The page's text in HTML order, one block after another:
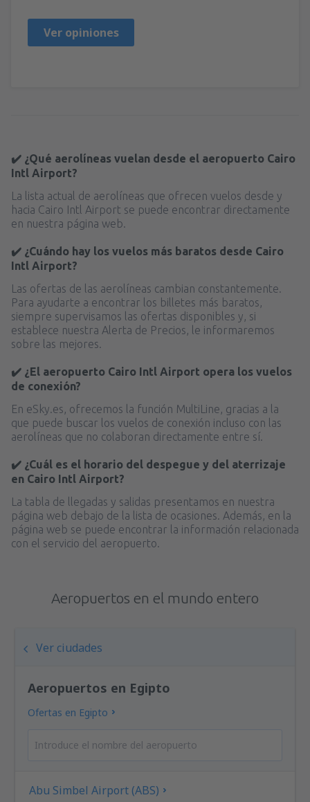
Ver opiniones
✔️ ¿Qué aerolíneas vuelan desde el aeropuerto Cairo
Intl Airport?
La lista actual de aerolíneas que ofrecen vuelos desde y
hacia Cairo Intl Airport se puede encontrar directamente
en nuestra página web.
✔️ ¿Cuándo hay los vuelos más baratos desde Cairo
Intl Airport?
Las ofertas de las aerolíneas cambian constantemente.
Para ayudarte a encontrar los billetes más baratos,
siempre supervisamos las ofertas disponibles y, si
establece nuestra Alerta de Precios, le informaremos
sobre las mejores.
✔️ ¿El aeropuerto Cairo Intl Airport opera los vuelos
de conexión?
En eSky.es, ofrecemos la función MultiLine, gracias a la
que puede buscar los vuelos de conexión incluso con las
aerolíneas que no colaboran directamente entre sí.
✔️ ¿Cuál es el horario del despegue y del aterrizaje
en Cairo Intl Airport?
La tabla de llegadas y salidas presentamos en nuestra
página web debajo de la lista de ocasiones. Además, en la
página web se puede encontrar la información relacionada
con el servicio del aeropuerto.
Aeropuertos en el mundo entero
Ver ciudades
Aeropuertos en Egipto
Ofertas en Egipto
Abu Simbel Airport (ABS)